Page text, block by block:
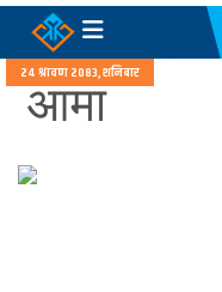
२४ श्रावण २०८३, शनिबार
आमा